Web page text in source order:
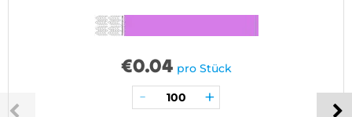
€0.04 pro Stück